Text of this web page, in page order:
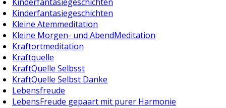
Kinderfantasiegeschichten
Kleine Atemmeditation
Kleine Morgen- und AbendMeditation
Kraftortmeditation
Kraftquelle
KraftQuelle Selbsst
KraftQuelle Selbst Danke
Lebensfreude
LebensFreude gepaart mit purer Harmonie